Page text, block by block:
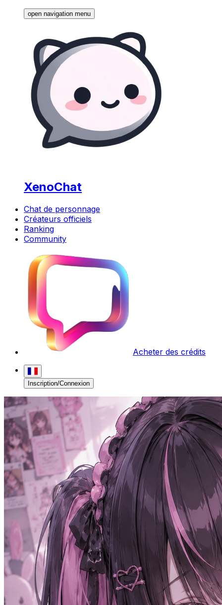
open navigation menu
XenoChat
Chat de personnage
Créateurs officiels
Ranking
Community
Acheter des crédits
Inscription/Connexion